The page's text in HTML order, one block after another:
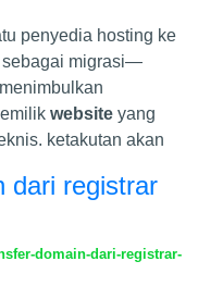
penyedia hosting ke
migrasi—
website yang
ketakutan akan
dari registrar
domain-dari-registrar-